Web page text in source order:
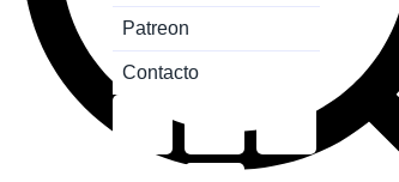
Patreon
Contacto